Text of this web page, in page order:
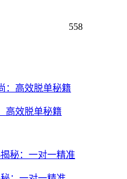
558
高效脱单秘籍